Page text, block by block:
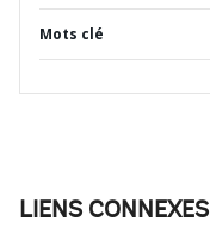
Mots clé
LIENS CONNEXES